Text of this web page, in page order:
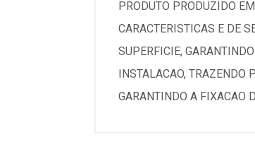
PRODUTO PRODUZIDO
CARACTERISTICAS E DE
SUPERFICIE,
INSTALACAO, TRAZENDO
GARANTINDO A FIXACAO